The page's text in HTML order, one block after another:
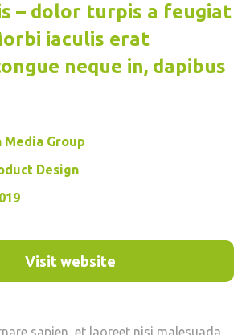
– dolor turpis a feugiat
iaculis erat
neque in, dapibus
Media Group
Design
Visit website
sapien, et laoreet nisi malesuada